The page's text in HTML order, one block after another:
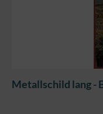
Metallschild lang -